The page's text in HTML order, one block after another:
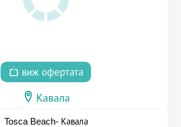
виж офертата
Кавала
Tosca Beach- Кавала